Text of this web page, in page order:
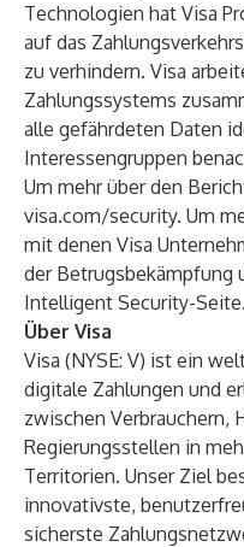
Technologien hat Visa
auf das
zu verhindern. Visa
Zahlungssystems
alle gefährdeten Daten
Interessengruppen
Um mehr über den
visa.com/security. Um
mit denen Visa
der Betrugsbekämpfung
Intelligent Security-Seite.
Über Visa
Visa (NYSE: V) ist ein
digitale Zahlungen und
zwischen Verbrauchern,
Regierungsstellen in
Territorien. Unser Ziel
innovativste,
sicherste